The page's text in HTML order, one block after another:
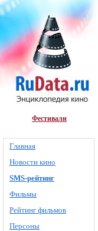
Фестивали
Главная
Новости кино
SMS-рейтинг
Фильмы
Рейтинг фильмов
Персоны